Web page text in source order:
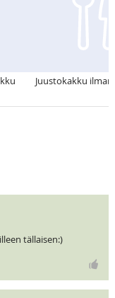
Juustokakku
tällaisen:)